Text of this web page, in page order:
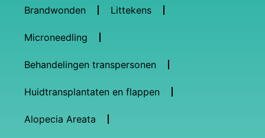
Brandwonden Littekens
Microneedling
Behandelingen transpersonen
Huidtransplantaten en flappen
Alopecia Areata